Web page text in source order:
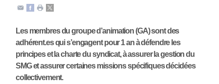
Les membres du groupe d’animation (GA) sont des
adhérent.es qui s’engagent pour 1 an à défendre les
principes et la charte du syndicat, à assurer la gestion du
SMG et assurer certaines missions spécifiques décidées
collectivement.